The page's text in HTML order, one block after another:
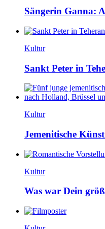
Sängerin Ganna:
Kultur
Sankt Peter in
Kultur
Jemenitische
Kultur
Was war Dein